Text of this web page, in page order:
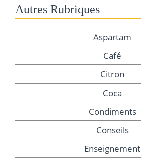
Autres Rubriques
Aspartam
Café
Citron
Coca
Condiments
Conseils
Enseignement